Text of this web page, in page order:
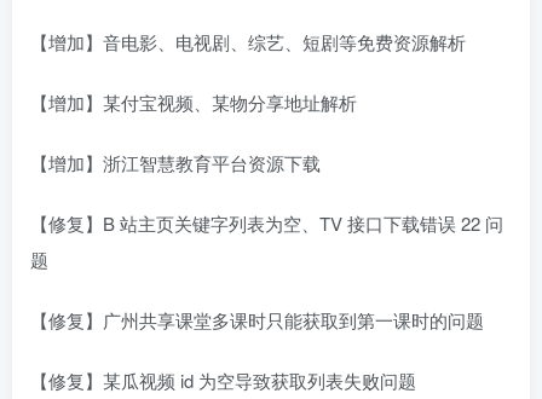
【增加】音电影、电视剧、综艺、短剧等免费资源解析
【增加】某付宝视频、某物分享地址解析
【增加】浙江智慧教育平台资源下载
【修复】B 站主页关键字列表为空、TV 接口下载错误 22 问
题
【修复】广州共享课堂多课时只能获取到第一课时的问题
【修复】某瓜视频 id 为空导致获取列表失败问题